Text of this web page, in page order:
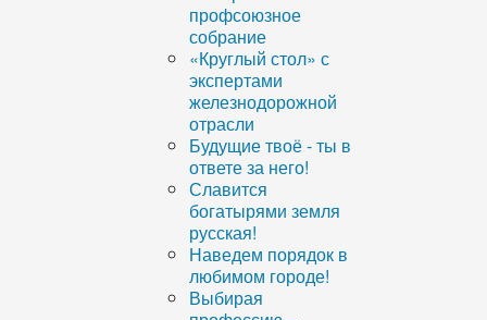
профсоюзное
собрание
«Круглый стол» с
экспертами
железнодорожной
отрасли
Будущие твоё - ты в
ответе за него!
Славится
богатырями земля
русская!
Наведем порядок в
любимом городе!
Выбирая